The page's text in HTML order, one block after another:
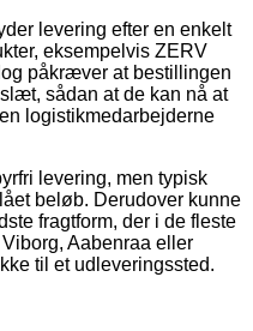
levering efter en enkelt
eksempelvis ZERV
påkræver at bestillingen
sådan at de kan nå at
logistikmedarbejderne
levering, men typisk
beløb. Derudover kunne
fragtform, der i de fleste
Aabenraa eller
til et udleveringssted.